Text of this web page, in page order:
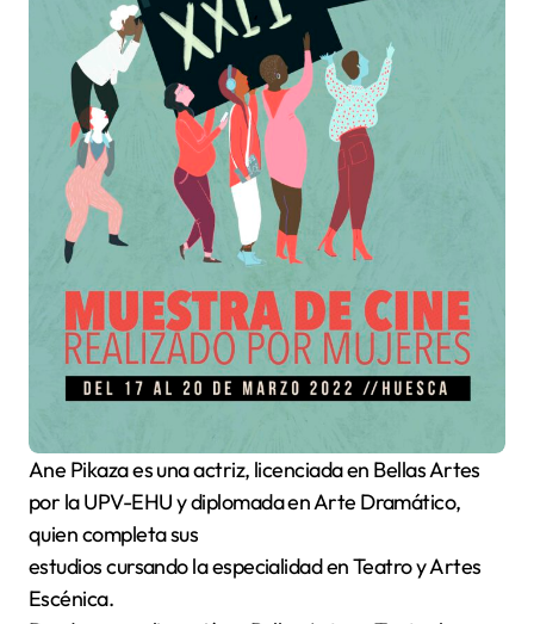
Ane Pikaza es una actriz, licenciada en Bellas Artes
por la UPV-EHU y diplomada en Arte Dramático,
quien completa sus
estudios cursando la especialidad en Teatro y Artes
Escénica.